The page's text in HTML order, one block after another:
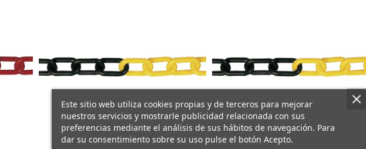
Este sitio web utiliza cookies propias y de terceros para mejorar
nuestros servicios y mostrarle publicidad relacionada con sus
preferencias mediante el análisis de sus hábitos de navegación. Para
dar su consentimiento sobre su uso pulse el botón Acepto.